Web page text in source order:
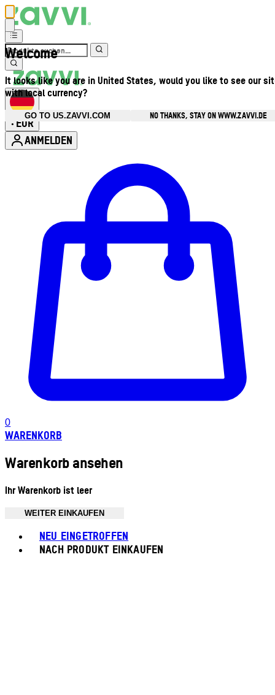
Welcome
It looks like you are in United States, would you like to see our
with local currency?
GO TO US.ZAVVI.COM
NO THANKS, STAY ON WWW.ZAVVI.DE
• EUR
ANMELDEN
0
WARENKORB
Warenkorb ansehen
Ihr Warenkorb ist leer
WEITER EINKAUFEN
NEU EINGETROFFEN
NACH PRODUKT EINKAUFEN